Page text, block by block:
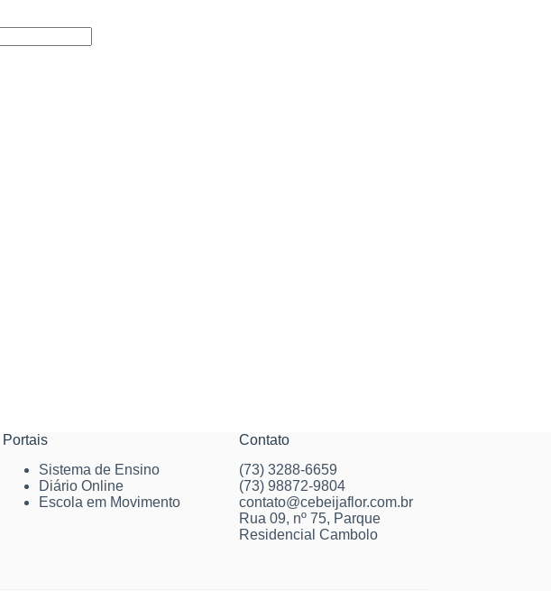
Portais
Sistema de Ensino
Diário Online
Escola em Movimento
Contato
(73) 3288-6659
(73) 98872-9804
contato@cebeijaflor.com.br
Rua 09, nº 75, Parque
Residencial Cambolo